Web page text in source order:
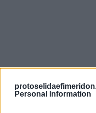
Personal Information